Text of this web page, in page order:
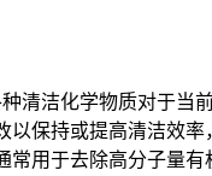
洁化学物质对于当
保持或提高清洁效
常用于去除高分子